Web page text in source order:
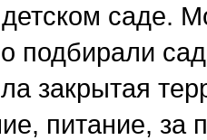
саде.
подбирали
закрытая
питание,